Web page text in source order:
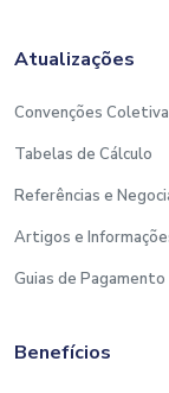
Atualizações
Convenções Coletiva
Tabelas de Cálculo
Referências e
Artigos e
Guias de Pagamento
Benefícios